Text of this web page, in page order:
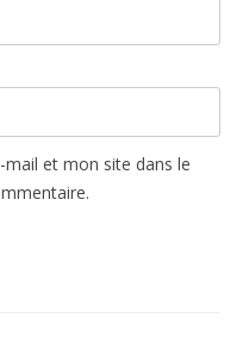
et mon site dans le